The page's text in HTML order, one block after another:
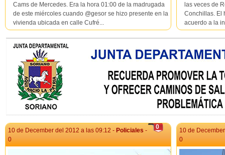
Cams de Mercedes. Era la hora 01:00 de la madrugada
de este miércoles cuando @gesor se hizo presente en la
vivienda ubicada en calle Cufré...
las veces de
Conchillas. El
acuerdo a la
0
10 de December del 2012 a las 09:12 - Policiales -
0
10 de
0